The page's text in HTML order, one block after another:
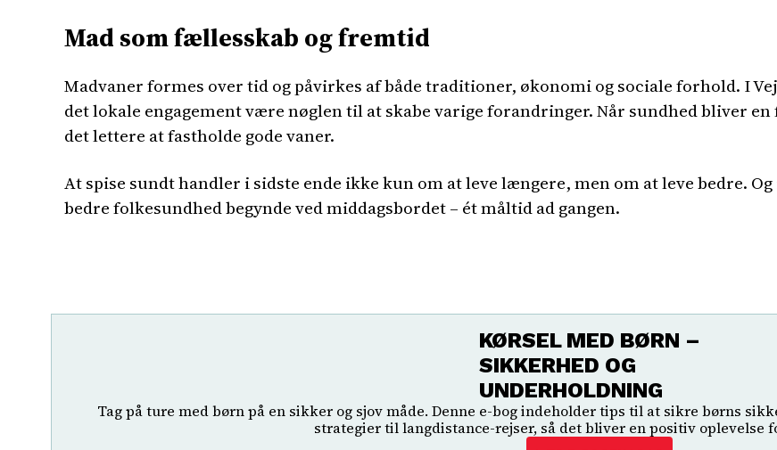
Mad som fællesskab og fremtid
Madvaner formes over tid og påvirkes af både traditioner, økonomi og sociale forhold. I
det lokale engagement være nøglen til at skabe varige forandringer. Når sundhed bliver
det lettere at fastholde gode vaner.
At spise sundt handler i sidste ende ikke kun om at leve længere, men om at leve bedre.
bedre folkesundhed begynde ved middagsbordet – ét måltid ad gangen.
KØRSEL MED BØRN –
SIKKERHED OG
UNDERHOLDNING
Tag på ture med børn på en sikker og sjov måde. Denne e-bog indeholder tips til at sikre børns
strategier til langdistance-rejser, så det bliver en positiv oplevelse